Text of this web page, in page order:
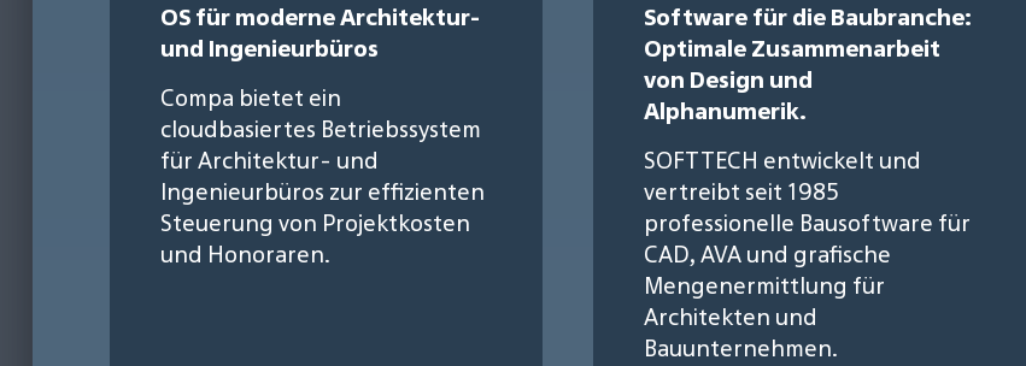
OS für moderne Architektur-
und Ingenieurbüros
Compa bietet ein
cloudbasiertes Betriebssystem
für Architektur- und
Ingenieurbüros zur effizienten
Steuerung von Projektkosten
und Honoraren.
Software für die Baubranche:
Optimale Zusammenarbeit
von Design und
Alphanumerik.
SOFTTECH entwickelt und
vertreibt seit 1985
professionelle Bausoftware für
CAD, AVA und grafische
Mengenermittlung für
Architekten und
Bauunternehmen.